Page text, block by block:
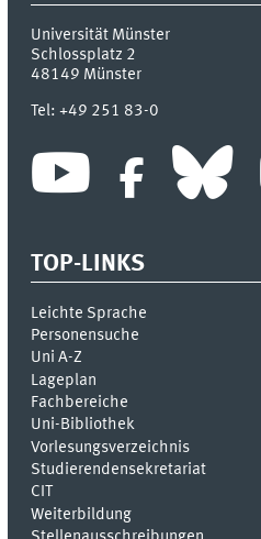
Universität Münster
Schlossplatz 2
48149 Münster
Tel:+49 251 83-0
TOP-LINKS
Leichte Sprache
Personensuche
Uni A-Z
Lageplan
Fachbereiche
Uni-Bi­bli­o­thek
Vor­le­sungs­ver­zeich­nis
Stu­die­ren­den­se­kre­ta­ri­at
CIT
Weiterbildung